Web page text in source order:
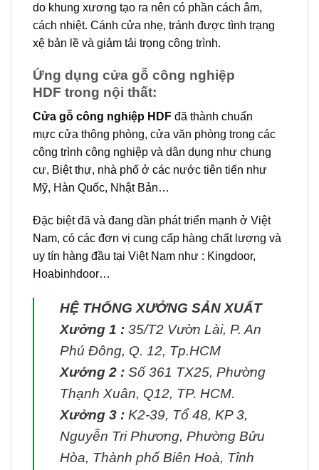
do khung xương tạo ra nên có phần cách âm,
cách nhiệt. Cánh cửa nhẹ, tránh được tình trạng
xệ bản lề và giảm tải trọng công trình.
Ứng dụng cửa gỗ công nghiệp
HDF trong nội thất:
Cửa gỗ công nghiệp HDF đã thành chuẩn
mực cửa thông phòng, cửa văn phòng trong các
công trình công nghiệp và dân dụng như chung
cư, Biệt thự, nhà phố ở các nước tiên tiến như
Mỹ, Hàn Quốc, Nhật Bản…
Đặc biệt đã và đang dần phát triển mạnh ở Việt
Nam, có các đơn vị cung cấp hàng chất lượng và
uy tín hàng đầu tại Việt Nam như : Kingdoor,
Hoabinhdoor…
HỆ THỐNG XƯỞNG SẢN XUẤT
Xưởng 1 : 35/T2 Vườn Lài, P. An
Phú Đông, Q. 12, Tp.HCM
Xưởng 2 : Số 361 TX25, Phường
Thạnh Xuân, Q12, TP. HCM.
Xưởng 3 : K2-39, Tổ 48, KP 3,
Nguyễn Tri Phương, Phường Bửu
Hòa, Thành phố Biên Hoà, Tỉnh